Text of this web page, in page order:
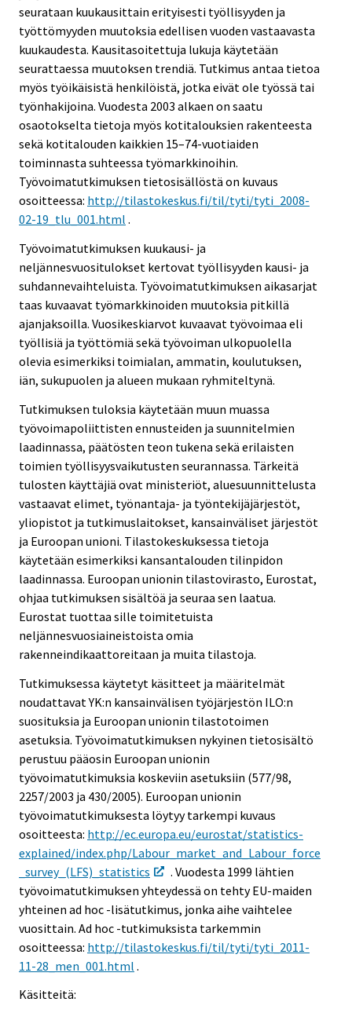
seurataan kuukausittain erityisesti työllisyyden ja
työttömyyden muutoksia edellisen vuoden vastaavasta
kuukaudesta. Kausitasoitettuja lukuja käytetään
seurattaessa muutoksen trendiä. Tutkimus antaa tietoa
myös työikäisistä henkilöistä, jotka eivät ole työssä tai
työnhakijoina. Vuodesta 2003 alkaen on saatu
osaotokselta tietoja myös kotitalouksien rakenteesta
sekä kotitalouden kaikkien 15–74-vuotiaiden
toiminnasta suhteessa työmarkkinoihin.
Työvoimatutkimuksen tietosisällöstä on kuvaus
osoitteessa: http://tilastokeskus.fi/til/tyti/tyti_2008-
02-19_tlu_001.html .
Työvoimatutkimuksen kuukausi- ja
neljännesvuositulokset kertovat työllisyyden kausi- ja
suhdannevaihteluista. Työvoimatutkimuksen aikasarjat
taas kuvaavat työmarkkinoiden muutoksia pitkillä
ajanjaksoilla. Vuosikeskiarvot kuvaavat työvoimaa eli
työllisiä ja työttömiä sekä työvoiman ulkopuolella
olevia esimerkiksi toimialan, ammatin, koulutuksen,
iän, sukupuolen ja alueen mukaan ryhmiteltynä.
Tutkimuksen tuloksia käytetään muun muassa
työvoimapoliittisten ennusteiden ja suunnitelmien
laadinnassa, päätösten teon tukena sekä erilaisten
toimien työllisyysvaikutusten seurannassa. Tärkeitä
tulosten käyttäjiä ovat ministeriöt, aluesuunnittelusta
vastaavat elimet, työnantaja- ja työntekijäjärjestöt,
yliopistot ja tutkimuslaitokset, kansainväliset järjestöt
ja Euroopan unioni. Tilastokeskuksessa tietoja
käytetään esimerkiksi kansantalouden tilinpidon
laadinnassa. Euroopan unionin tilastovirasto, Eurostat,
ohjaa tutkimuksen sisältöä ja seuraa sen laatua.
Eurostat tuottaa sille toimitetuista
neljännesvuosiaineistoista omia
rakenneindikaattoreitaan ja muita tilastoja.
Tutkimuksessa käytetyt käsitteet ja määritelmät
noudattavat YK:n kansainvälisen työjärjestön ILO:n
suosituksia ja Euroopan unionin tilastotoimen
asetuksia. Työvoimatutkimuksen nykyinen tietosisältö
perustuu pääosin Euroopan unionin
työvoimatutkimuksia koskeviin asetuksiin (577/98,
2257/2003 ja 430/2005). Euroopan unionin
työvoimatutkimuksesta löytyy tarkempi kuvaus
osoitteesta: http://ec.europa.eu/eurostat/statistics-
explained/index.php/Labour_market_and_Labour_force
_survey_(LFS)_statistics
. Vuodesta 1999 lähtien
työvoimatutkimuksen yhteydessä on tehty EU-maiden
yhteinen ad hoc -lisätutkimus, jonka aihe vaihtelee
vuosittain. Ad hoc -tutkimuksista tarkemmin
osoitteessa: http://tilastokeskus.fi/til/tyti/tyti_2011-
11-28_men_001.html .
Käsitteitä: